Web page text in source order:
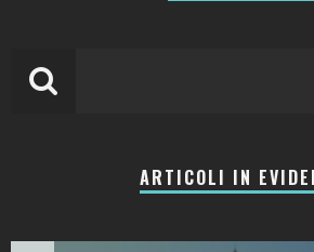
ARTICOLI IN